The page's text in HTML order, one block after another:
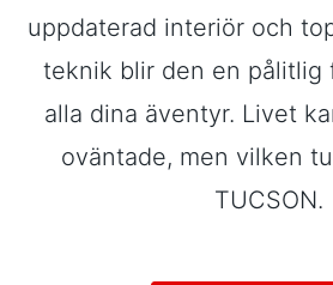
uppdaterad interiör och
teknik blir den en pålitlig
alla dina äventyr. Livet
oväntade, men vilken
TUCSON.